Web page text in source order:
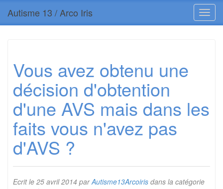
Autisme 13 / Arco Iris
Vous avez obtenu une
décision d'obtention
d'une AVS mais dans les
faits vous n'avez pas
d'AVS ?
Ecrit le 25 avril 2014 parAutisme13Arcoiris dans la catégorie